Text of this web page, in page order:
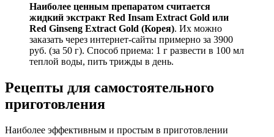
Наиболее ценным препаратом считается
жидкий экстракт Red Insam Extract Gold или
Red Ginseng Extract Gold (Корея). Их можно
заказать через интернет-сайты примерно за 3900
руб. (за 50 г). Способ приема: 1 г развести в 100 мл
теплой воды, пить трижды в день.
Рецепты для самостоятельного
приготовления
Наиболее эффективным и простым в приготовлении